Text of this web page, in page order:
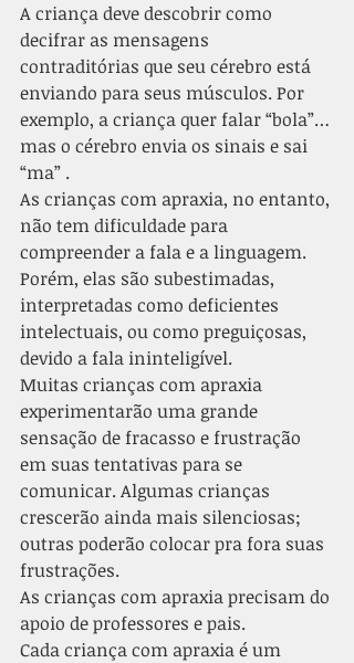
A criança deve descobrir como
decifrar as mensagens
contraditórias que seu cérebro está
enviando para seus músculos. Por
exemplo, a criança quer falar “bola”…
mas o cérebro envia os sinais e sai
“ma” .
As crianças com apraxia, no entanto,
não tem dificuldade para
compreender a fala e a linguagem.
Porém, elas são subestimadas,
interpretadas como deficientes
intelectuais, ou como preguiçosas,
devido a fala ininteligível.
Muitas crianças com apraxia
experimentarão uma grande
sensação de fracasso e frustração
em suas tentativas para se
comunicar. Algumas crianças
crescerão ainda mais silenciosas;
outras poderão colocar pra fora suas
frustrações.
As crianças com apraxia precisam do
apoio de professores e pais.
Cada criança com apraxia é um